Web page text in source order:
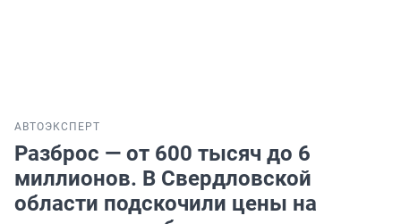
АВТОЭКСПЕРТ
Разброс — от 600 тысяч до 6
миллионов. В Свердловской
области подскочили цены на